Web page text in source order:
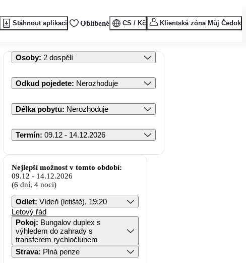
Stáhnout aplikaci Oblíbené CS / Kč Klientská zóna Můj Čedok
Osoby: 2 dospělí
Odkud pojedete: Nerozhoduje
Délka pobytu: Nerozhoduje
Termín: 09.12 - 14.12.2026
Nejlepší možnost v tomto období:
09.12 - 14.12.2026
(6 dní, 4 noci)
Odlet: Vídeň (letiště), 19:20
Letový řád
Pokoj: Bungalov duplex s
výhledem do zahrady s
transferem rychločlunem
Strava: Plná penze